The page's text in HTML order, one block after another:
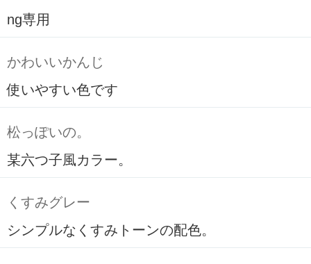
ng専用
かわいいかんじ
使いやすい色です
松っぽいの。
某六つ子風カラー。
くすみグレー
シンプルなくすみトーンの配色。